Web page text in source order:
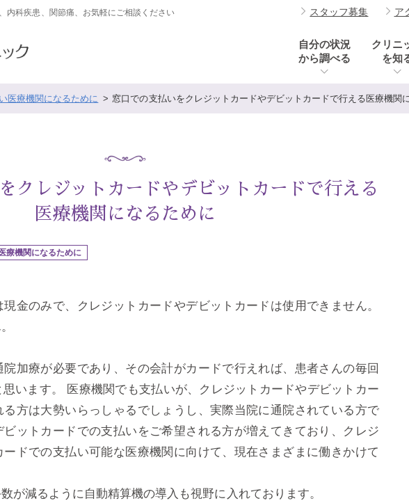
内科疾患、関節痛、お気軽にご相談ください
自分の状況
から調べる
クリニ
を知
スタッフ募集 ア
医療機関になるために 窓口での支払いをクレジットカードやデビットカードで行える医療機関
クレジットカードやデビットカードで行える
医療機関になるために
療機関になるために
金のみで、クレジットカードやデビットカードは使用できません。
院加療が必要であり、その会計がカードで行えれば、患者さんの毎回
います。 医療機関でも支払いが、クレジットカードやデビットカー
る方は大勢いらっしゃるでしょうし、実際当院に通院されている方で
ビットカードでの支払いをご希望される方が増えてきており、クレジ
ードでの支払い可能な医療機関に向けて、現在さまざまに働きかけて
が減るように自動精算機の導入も視野に入れております。